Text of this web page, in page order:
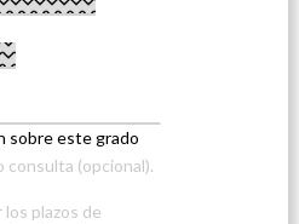
sobre este grado